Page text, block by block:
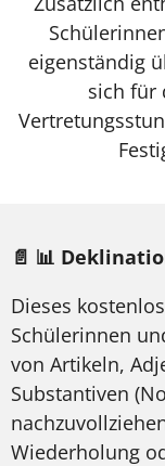
eigenständig
sich für
📄 📊
Dieses
Schülerinnen
von Artikeln,
Substantiven
Wiederholung